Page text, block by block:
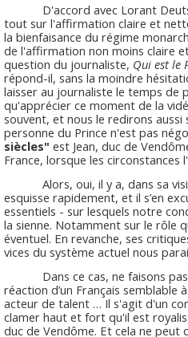
D'accord avec Lorant
tout sur l'affirmation claire et
la bienfaisance du régime
de l'affirmation non moins claire
question du journaliste, Qui est le
répond-il, sans la moindre
laisser au journaliste le temps de
qu'apprécier ce moment de la
souvent, et nous le redirons aussi
personne du Prince n'est pas
siècles" est Jean, duc de
France, lorsque les circonstances
Alors, oui, il y a, dans sa
esquisse rapidement, et il s’en
essentiels - sur lesquels notre
la sienne. Notamment sur le rôle
éventuel. En revanche, ses
vices du système actuel nous
Dans ce cas, ne faisons pas
réaction d’un Français semblable
acteur de talent … Il s'agit d'un
clamer haut et fort qu'il est
duc de Vendôme. Et cela ne peut